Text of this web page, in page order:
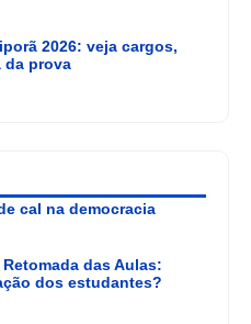
2026: veja cargos,
da prova
cal na democracia
das Aulas:
dos estudantes?